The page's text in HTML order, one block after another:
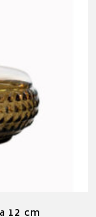
12 cm